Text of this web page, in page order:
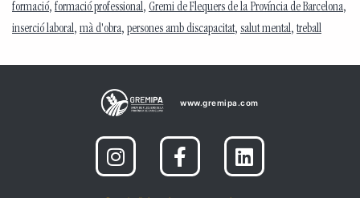
formació, formació professional, Gremi de Flequers de la Província de Barcelona,
inserció laboral, mà d'obra, persones amb discapacitat, salut mental, treball
www.gremipa.com